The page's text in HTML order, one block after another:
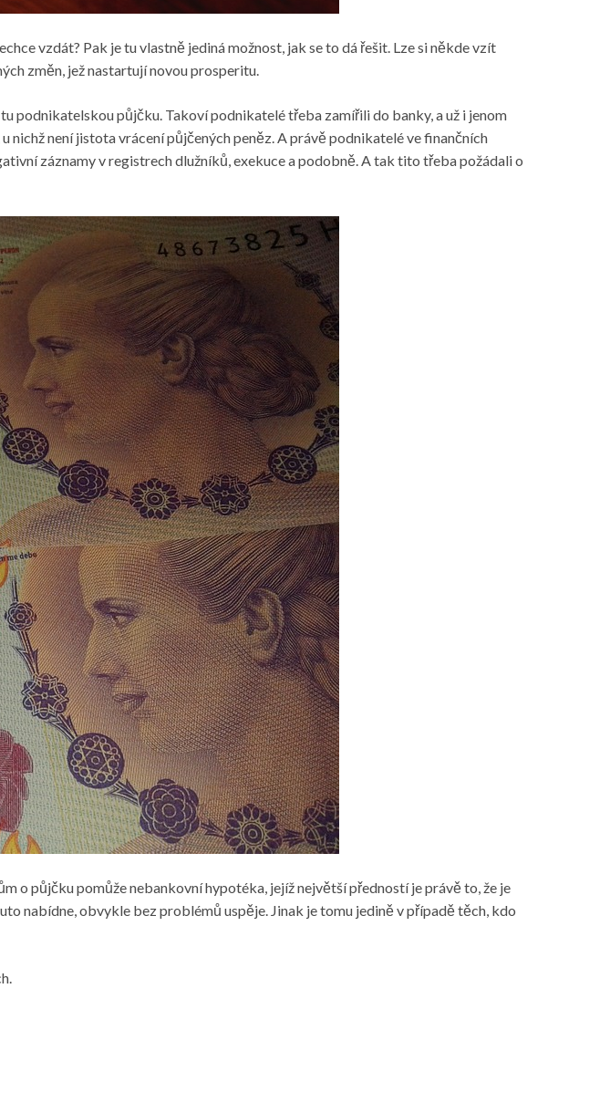
vzdát? Pak je tu vlastně jediná možnost, jak se to dá řešit. Lze si někde vzít
změn, jež nastartují novou prosperitu.
podnikatelskou půjčku. Takoví podnikatelé třeba zamířili do banky, a už i jenom
nichž není jistota vrácení půjčených peněz. A právě podnikatelé ve finančních
záznamy v registrech dlužníků, exekuce a podobně. A tak tito třeba požádali o
o půjčku pomůženebankovní hypotéka, jejíž největší předností je právě to, že je
nabídne, obvykle bez problémů uspěje. Jinak je tomu jedině v případě těch, kdo